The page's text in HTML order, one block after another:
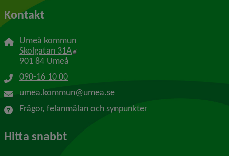
Kontakt
Umeå kommun
Skolgatan 31A Länk till annan webbplats, öppnas i nytt
901 84 Umeå
090-16 10 00
umea.kommun@umea.se
Frågor, felanmälan och synpunkter
Hitta snabbt